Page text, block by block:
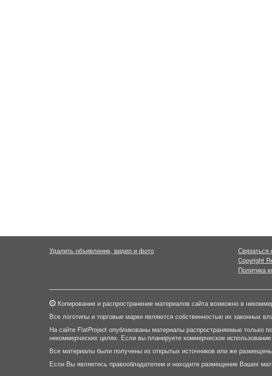
Удалить объявление, видео и фото
Связаться
Copyright
Политика
Копирование и распространение материалов сайта возможно в
Все логотипы и торговые марки являются собственностью их законных
На сайте FlatProject опубликованы материалы распространяемые только
некоммерческих целях. Если вы планируете коммерческое
Все материалы были получены из открытых источников или же
Если Вы являетесь правообладателем и находите размещение Ваших